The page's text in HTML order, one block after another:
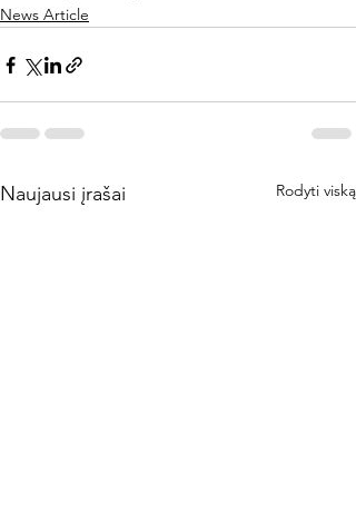
News Article
Naujausi įrašai Rodyti viską